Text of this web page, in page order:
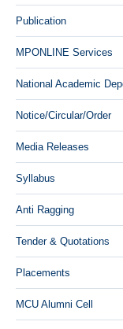
Publication
MPONLINE Services
National Academic
Notice/Circular/Order
Media Releases
Syllabus
Anti Ragging
Tender & Quotations
Placements
MCU Alumni Cell